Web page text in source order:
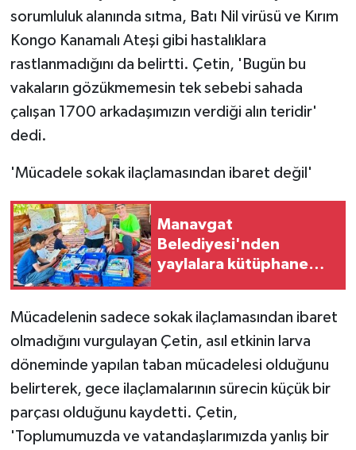
sorumluluk alanında sıtma, Batı Nil virüsü ve Kırım
Kongo Kanamalı Ateşi gibi hastalıklara
rastlanmadığını da belirtti. Çetin, 'Bugün bu
vakaların gözükmemesin tek sebebi sahada
çalışan 1700 arkadaşımızın verdiği alın teridir'
dedi.
'Mücadele sokak ilaçlamasından ibaret değil'
Manavgat
Belediyesi'nden
yaylalara kütüphane
Mücadelenin sadece sokak ilaçlamasından ibaret
olmadığını vurgulayan Çetin, asıl etkinin larva
döneminde yapılan taban mücadelesi olduğunu
belirterek, gece ilaçlamalarının sürecin küçük bir
parçası olduğunu kaydetti. Çetin,
'Toplumumuzda ve vatandaşlarımızda yanlış bir